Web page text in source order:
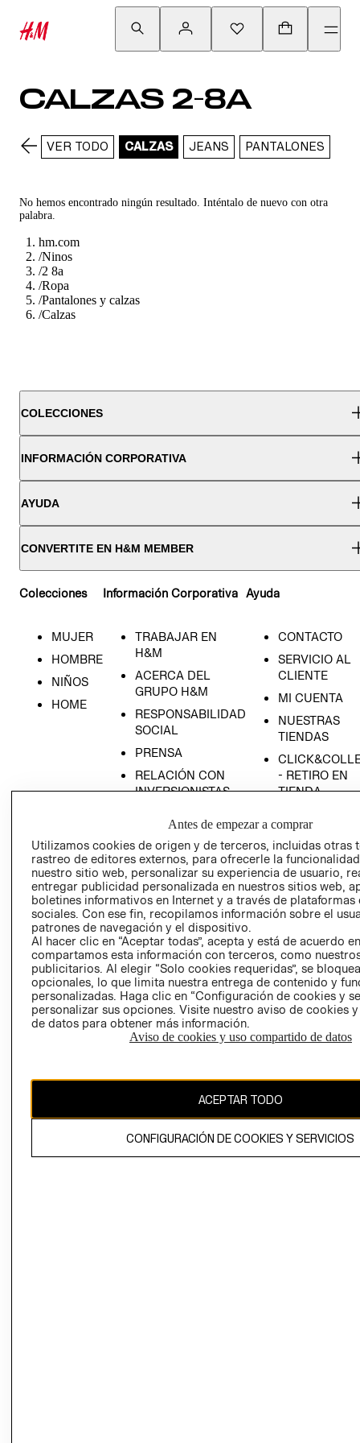
CALZAS 2-8A
VER TODO CALZAS JEANS PANTALONES
No hemos encontrado ningún resultado. Inténtalo de nuevo con otra
palabra.
hm.com
/Ninos
/2 8a
/Ropa
/Pantalones y calzas
/Calzas
COLECCIONES
INFORMACIÓN CORPORATIVA
AYUDA
CONVERTITE EN H&M MEMBER
Colecciones
MUJER
HOMBRE
NIÑOS
HOME
Información Corporativa
TRABAJAR EN
H&M
ACERCA DEL
GRUPO H&M
RESPONSABILIDAD
SOCIAL
PRENSA
RELACIÓN CON
INVERSIONISTAS
EMPRESARIAL
Ayuda
CONTACTO
SERVICIO AL
CLIENTE
MI CUENTA
NUESTRAS
TIENDAS
- RETIRO EN
TIENDA
CONDICIONES
AVISO DE
PRIVACIDAD
GIFT CARD
AVISO DE
El contenido de esta página web está protegido por copyright y es
propiedad de H&M Hennes & Mauritz AB.
Antes de empezar a comprar
Utilizamos cookies de origen y de terceros, incluidas otras
rastreo de editores externos, para ofrecerle la
nuestro sitio web, personalizar su experiencia de usuario,
entregar publicidad personalizada en nuestros sitios web,
boletines informativos en Internet y a través de plataformas
sociales. Con ese fin, recopilamos información sobre el
patrones de navegación y el dispositivo.
Al hacer clic en “Aceptar todas”, acepta y está de acuerdo
compartamos esta información con terceros, como
publicitarios. Al elegir “Solo cookies requeridas”, se
opcionales, lo que limita nuestra entrega de contenido y
personalizadas. Haga clic en “Configuración de cookies y
personalizar sus opciones. Visite nuestro aviso de cookies
de datos para obtener más información.
Aviso de cookies y uso compartido de datos
ACEPTAR TODO
CONFIGURACIÓN DE COOKIES Y SERVICIOS